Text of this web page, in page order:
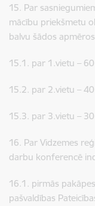
15. Par
mācību priekšmetu
balvu šādos
15.1. par 1.vietu – 60
15.2. par 2.vietu – 40
15.3. par 3.vietu – 30
16. Par Vidzemes
darbu konferencē
16.1. pirmās
pašvaldības